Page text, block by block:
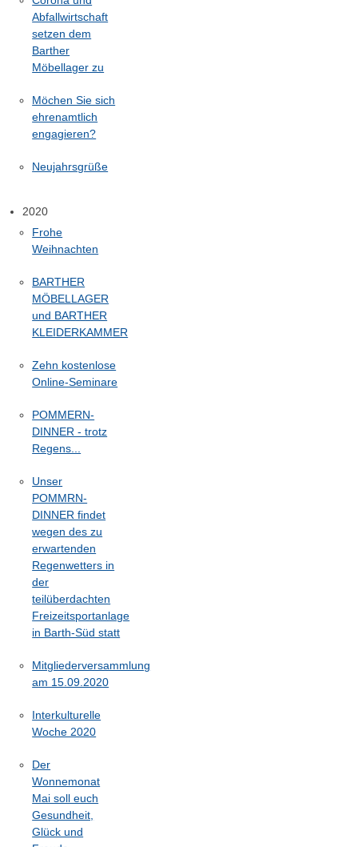
Abfallwirtschaft
setzen dem
Barther
Möbellager zu
Möchen Sie sich
ehrenamtlich
engagieren?
Neujahrsgrüße
2020
Frohe
Weihnachten
BARTHER
MÖBELLAGER
und BARTHER
KLEIDERKAMMER
Zehn kostenlose
Online-Seminare
POMMERN-
DINNER - trotz
Regens...
Unser
POMMRN-
DINNER findet
wegen des zu
erwartenden
Regenwetters in
der
teilüberdachten
Freizeitsportanlage
in Barth-Süd statt
Mitgliederversammlung
am 15.09.2020
Interkulturelle
Woche 2020
Der
Wonnemonat
Mai soll euch
Gesundheit,
Glück und